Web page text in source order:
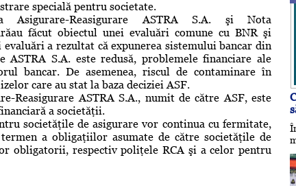
specială pentru societate.
Reasigurare ASTRA S.A. şi Nota
făcut obiectul unei evaluări comune cu BNR şi
a rezultat că expunerea sistemului bancar din
ASTRA S.A. este redusă, problemele financiare ale
bancar. De asemenea, riscul de contaminare în
care au stat la baza deciziei ASF.
Reasigurare ASTRA S.A., numit de către ASF, este
a societăţii.
societăţile de asigurare vor continua cu fermitate,
a obligaţiilor asumate de către societăţile de
obligatorii, respectiv poliţele RCA şi a celor pentru